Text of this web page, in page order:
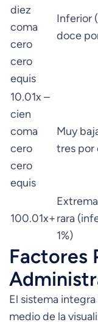
diez
coma
cero
cero
equis
Inferior
doce
10.01x –
cien
coma
cero
cero
equis
Muy
tres por
100.01x+rara
1%)
Factores
El sistema
medio de la